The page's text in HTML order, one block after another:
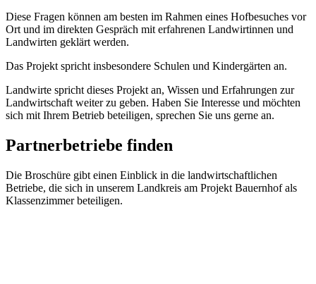
Diese Fragen können am besten im Rahmen eines Hofbesuches vor
Ort und im direkten Gespräch mit erfahrenen Landwirtinnen und
Landwirten geklärt werden.
Das Projekt spricht insbesondere Schulen und Kindergärten an.
Landwirte spricht dieses Projekt an, Wissen und Erfahrungen zur
Landwirtschaft weiter zu geben. Haben Sie Interesse und möchten
sich mit Ihrem Betrieb beteiligen, sprechen Sie uns gerne an.
Partnerbetriebe finden
Die Broschüre gibt einen Einblick in die landwirtschaftlichen
Betriebe, die sich in unserem Landkreis am Projekt Bauernhof als
Klassenzimmer beteiligen.